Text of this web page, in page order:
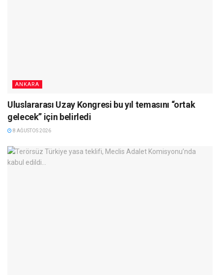
ANKARA
Uluslararası Uzay Kongresi bu yıl temasını “ortak
gelecek” için belirledi
8 AĞUSTOS 2026